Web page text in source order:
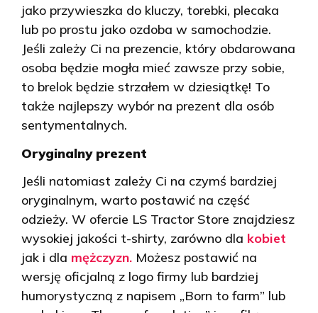
jako przywieszka do kluczy, torebki, plecaka
lub po prostu jako ozdoba w samochodzie.
Jeśli zależy Ci na prezencie, który obdarowana
osoba będzie mogła mieć zawsze przy sobie,
to brelok będzie strzałem w dziesiątkę! To
także najlepszy wybór na prezent dla osób
sentymentalnych.
Oryginalny prezent
Jeśli natomiast zależy Ci na czymś bardziej
oryginalnym, warto postawić na część
odzieży. W ofercie LS Tractor Store znajdziesz
wysokiej jakości t-shirty, zarówno dla kobiet
jak i dla mężczyzn. Możesz postawić na
wersję oficjalną z logo firmy lub bardziej
humorystyczną z napisem „Born to farm” lub